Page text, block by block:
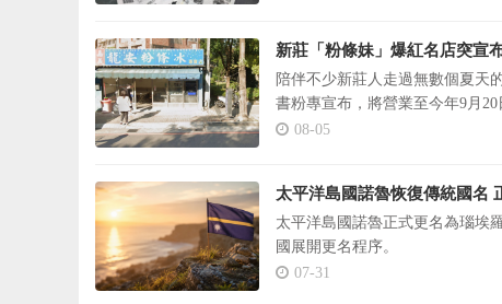
新莊「粉條妹」爆紅名店突宣
陪伴不少新莊人走過無數個夏天
書粉專宣布，將營業至今年9月20
08-05
太平洋島國諾魯恢復傳統國名
太平洋島國諾魯正式更名為瑙埃
國展開更名程序。
07-31